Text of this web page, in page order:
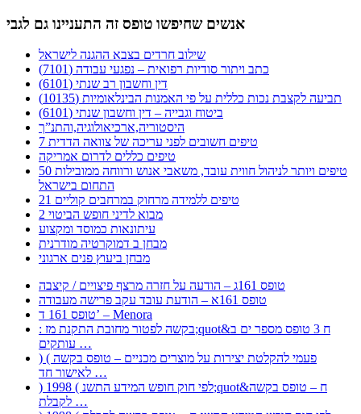
אנשים שחיפשו טופס זה התעניינו גם לגבי
שילוב חרדים בצבא ההגנה לישראל
כתב ויתור סודיות רפואית – נפגעי עבודה (7101)
דין וחשבון רב שנתי (6101)
תביעה לקצבת נכות כללית על פי האמנות הבינלאומיות (10135)
ביטוח וגבייה – דין וחשבון שנתי (6101)
היסטוריה,ארכיאולוגיה,והתנ”ך
7 טיפים חשובים לפני עריכה של צוואה הדדית
טיפים כללים לדרום אמריקה
50 טיפים ויותר לניהול חווית עובד, משאבי אנוש ורווחה ממובילות
התחום בישראל
21 טיפים ללמידה מרחוק במרחבים קוליים
מבוא לדיני חופש הביטוי 2
עיתונאות כמוסד ומקצוע
מבחן ב דמוקרטיה מודרנית
מבחן ביעוץ פנים ארגוני
טופס 161ג – הודעה על חזרה מרצף פיצויים / קיצבה
טופס 161א – הודעת עובד עקב פרישה מעבודה
טופס 161 ד’ – Menora
: בקשה לפטור מחובת התקנת מז;quot&ח 3 טופס מספר ים ב
עותקים …
) ( פעמי להקלטת יצירות על מוצרים מכניים – טופס בקשה
לאישור חד …
) 1998 ( לפי חוק חופש המידע התשנ;quot&ח – טופס בקשה
לקבלת …